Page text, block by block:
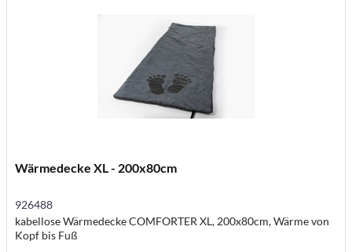
Wärmedecke XL - 200x80cm
926488
kabellose Wärmedecke COMFORTER XL, 200x80cm, Wärme von
Kopf bis Fuß